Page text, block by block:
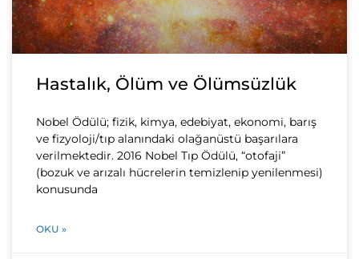
Hastalık, Ölüm ve Ölümsüzlük
Nobel Ödülü; fizik, kimya, edebiyat, ekonomi, barış
ve fizyoloji/tıp alanındaki olağanüstü başarılara
verilmektedir. 2016 Nobel Tıp Ödülü, “otofaji”
(bozuk ve arızalı hücrelerin temizlenip yenilenmesi)
konusunda
OKU »